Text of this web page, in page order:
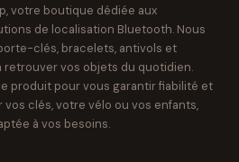
votre boutique dédiée aux
de localisation Bluetooth. Nous
clés, bracelets, antivols et
retrouver vos objets du quotidien.
produit pour vous garantir fiabilité et
clés, votre vélo ou vos enfants,
à vos besoins.